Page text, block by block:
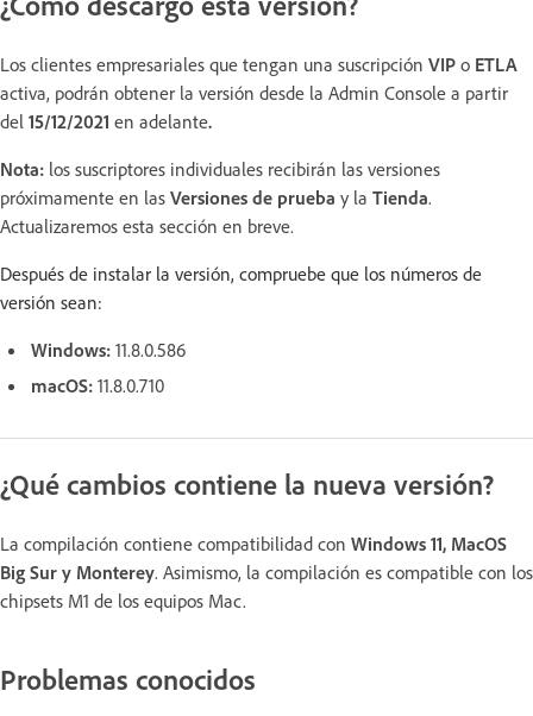
Los clientes empresariales que tengan una suscripción VIP o ETLA
activa, podrán obtener la versión desde la Admin Console a partir
del 15/12/2021 en adelante.
Nota: los suscriptores individuales recibirán las versiones
próximamente en las Versiones de prueba y la Tienda.
Actualizaremos esta sección en breve.
Después de instalar la versión, compruebe que los números de
versión sean:
Windows: 11.8.0.586
macOS: 11.8.0.710
¿Qué cambios contiene la nueva versión?
La compilación contiene compatibilidad con Windows 11, MacOS
Big Sur y Monterey. Asimismo, la compilación es compatible con los
chipsets M1 de los equipos Mac.
Problemas conocidos